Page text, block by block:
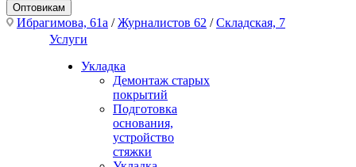
Оптовикам
Ибрагимова, 61а /Журналистов 62 /Складская, 7
Услуги
Укладка
Демонтаж старых
покрытий
Подготовка
основания,
устройство
стяжки